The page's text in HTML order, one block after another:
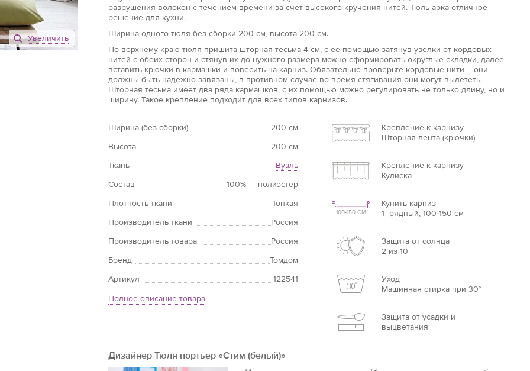
Увеличить Увеличить
разрушения волокон с течением времени за счет высокого кручения нитей. Тюль арка отличное
решение для кухни.
Ширина одного тюля без сборки 200 см, высота 200 см.
По верхнему краю тюля пришита шторная тесьма 4 см, с ее помощью затянув узелки от кордовых
нитей с обеих сторон и стянув их до нужного размера можно сформировать округлые складки, далее
вставить крючки в кармашки и повесить на карниз. Обязательно проверьте кордовые нити – они
должны быть надежно завязаны, в противном случае во время стягивания они могут вылететь.
Шторная тесьма имеет два ряда кармашков, с их помощью можно регулировать не только длину, но и
ширину. Такое крепление подходит для всех типов карнизов.
Ширина (без сборки)
200 см
Высота
200 см
Ткань
Вуаль
Состав
100% — полиэстер
Плотность ткани
Тонкая
Производитель ткани
Россия
Производитель товара
Россия
Бренд
Томдом
Артикул
122541
Полное описание товара
Крепление к карнизу
Шторная лента (крючки)
Крепление к карнизу
Кулиска
100-150 СМ
Купить карниз
1 -рядный, 100-150 см
Защита от солнца
2 из 10
Уход
Машинная стирка при 30°
Защита от усадки и
выцветания
Дизайнер Тюля портьер «Стим (белый)»